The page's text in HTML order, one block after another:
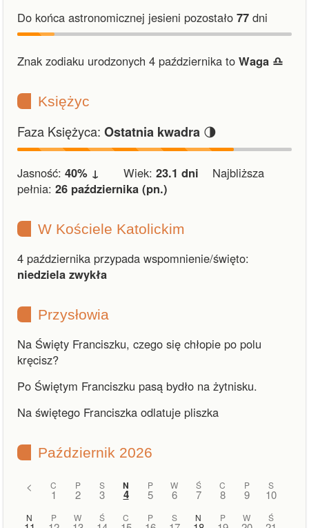
Do końca astronomicznej jesieni pozostało 77 dni
Znak zodiaku urodzonych 4 października to Waga ♎︎
Księżyc
Faza Księżyca: Ostatnia kwadra 🌗
Jasność: 40% ↓ Wiek: 23.1 dni Najbliższa
pełnia: 26 października (pn.)
W Kościele Katolickim
4 października przypada wspomnienie/święto:
niedziela zwykła
Przysłowia
Na Święty Franciszku, czego się chłopie po polu
kręcisz?
Po Świętym Franciszku pasą bydło na żytnisku.
Na świętego Franciszka odlatuje pliszka
Październik 2026
< C
1
P
2
S
3
N
4
P
5
W
6
Ś
7
C
8
P
9
S
10
N P W Ś C P S N P W Ś